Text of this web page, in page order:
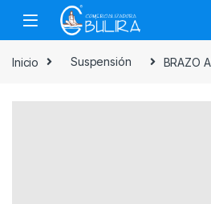
Inicio Suspensión BRAZO